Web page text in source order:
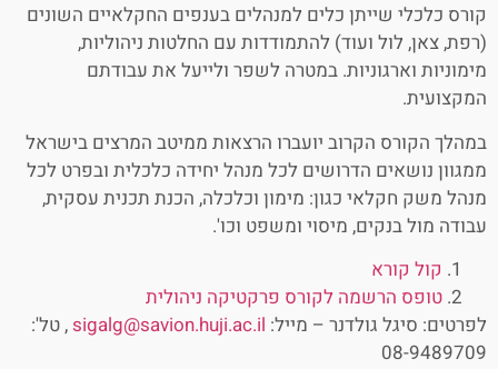
קורס כלכלי שייתן כלים למנהלים בענפים החקלאיים השונים
(רפת, צאן, לול ועוד) להתמודדות עם החלטות ניהוליות,
מימוניות וארגוניות. במטרה לשפר ולייעל את עבודתם
המקצועית.
במהלך הקורס הקרוב יועברו הרצאות ממיטב המרצים בישראל
ממגוון נושאים הדרושים לכל מנהל יחידה כלכלית ובפרט לכל
מנהל משק חקלאי כגון: מימון וכלכלה, הכנת תכנית עסקית,
עבודה מול בנקים, מיסוי ומשפט וכו'.
קול קורא
טופס הרשמה לקורס פרקטיקה ניהולית
לפרטים: סיגל גולדנר – מייל: sigalg@savion.huji.ac.il, טל':
08-9489709